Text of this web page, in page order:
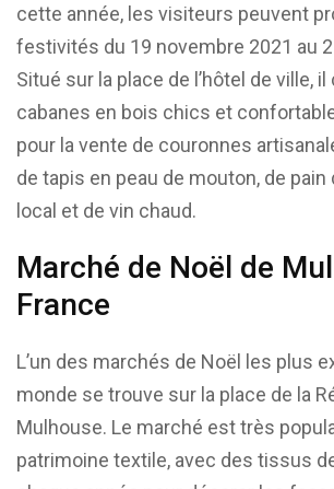
cette année, les visiteurs peuvent
festivités du 19 novembre 2021 au
Situé sur la place de l’hôtel de ville,
cabanes en bois chics et
pour la vente de couronnes
de tapis en peau de mouton, de pain
local et de vin chaud.
Marché de Noël de
France
L’un des marchés de Noël les plus
monde se trouve sur la place de la
Mulhouse. Le marché est très
patrimoine textile, avec des tissus